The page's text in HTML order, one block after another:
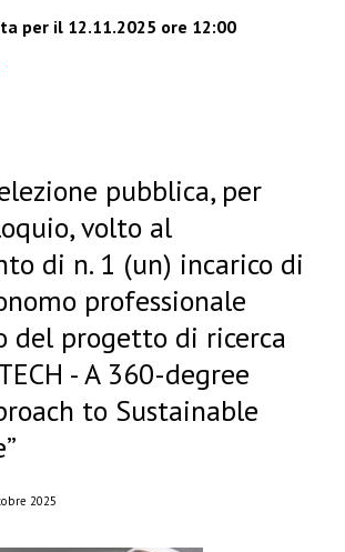
per il 12.11.2025 ore 12:00
pubblica, per
volto al
di n. 1 (un) incarico di
professionale
del progetto di ricerca
- A 360-degree
to Sustainable
2025